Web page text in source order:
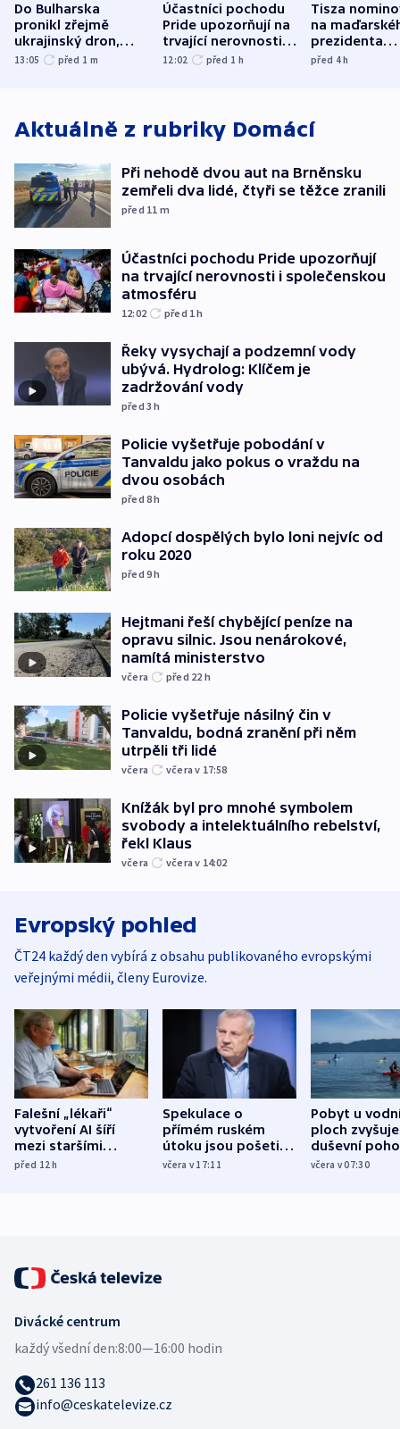
Do Bulharska
pronikl zřejmě
ukrajinský dron,
explodoval kilometr
13:05 před 1 m
Účastníci pochodu
Pride upozorňují na
trvající nerovnosti i
společenskou
12:02 před 1 h
Tisza
na
prezidenta
bývalého
před 4h
Aktuálně z rubriky Domácí
Při nehodě dvou aut na Brněnsku
zemřeli dva lidé, čtyři se těžce zranili
před 11 m
Účastníci pochodu Pride upozorňují
na trvající nerovnosti i společenskou
atmosféru
12:02 před 1h
Řeky vysychají a podzemní vody
ubývá. Hydrolog: Klíčem je
zadržování vody
před 3h
Policie vyšetřuje pobodání v
Tanvaldu jako pokus o vraždu na
dvou osobách
před 8h
Adopcí dospělých bylo loni nejvíc od
roku 2020
před 9h
Hejtmani řeší chybějící peníze na
opravu silnic. Jsou nenárokové,
namítá ministerstvo
včera před 22 h
Policie vyšetřuje násilný čin v
Tanvaldu, bodná zranění při něm
utrpěli tři lidé
včera včera v 17:58
Knížák byl pro mnohé symbolem
svobody a intelektuálního rebelství,
řekl Klaus
včera včera v 14:02
Evropský pohled
ČT24 každý den vybírá z obsahu publikovaného evropskými
veřejnými médii, členy Eurovize.
Falešní „lékaři“
vytvoření AI šíří
mezi staršími
Poláky nebezpečné
před 12h
Spekulace o
přímém ruském
útoku jsou pošetilé,
míní estonský
včera v 17:11
Pobyt u
ploch zvyšuje
duševní
ukázala
včera v 07:30
Divácké centrum
každý všední den:8:00—16:00 hodin
261 136 113
info@ceskatelevize.cz